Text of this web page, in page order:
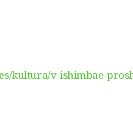
kultura/v-ishimbae-